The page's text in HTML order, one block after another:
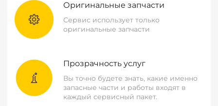
Оригинальные запчасти
Сервис использует только
оригинальные запчасти
Прозрачность услуг
Вы точно будете знать, какие именно
запасные части и работы входят в
каждый сервисный пакет.